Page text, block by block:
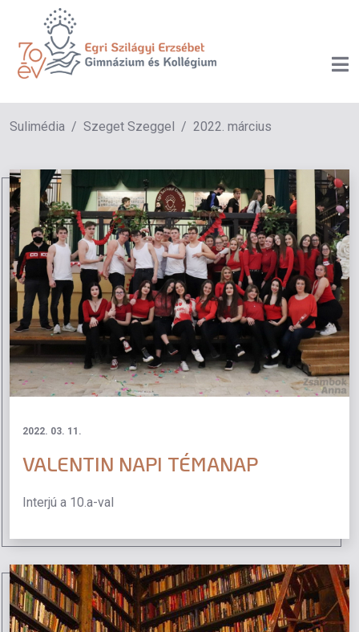
Sulimédia Szeget Szeggel 2022. március
2022. 03. 11.
VALENTIN NAPI TÉMANAP
Interjú a 10.a-val